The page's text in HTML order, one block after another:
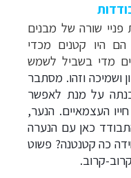
שורה של מבנים
היו קטנים מכדי
מדי בשביל לשמש
ושמיכה וזהו. מסתבר
על מנת לאפשר
העצמאיים. הנער,
14, יוכל להתבודד כאן עם הנערה
כה קטנטנה? פשוט
קרוב.